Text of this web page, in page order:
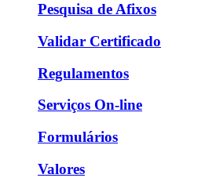
Pesquisa de Afixos
Validar Certificado
Regulamentos
Serviços On-line
Formulários
Valores